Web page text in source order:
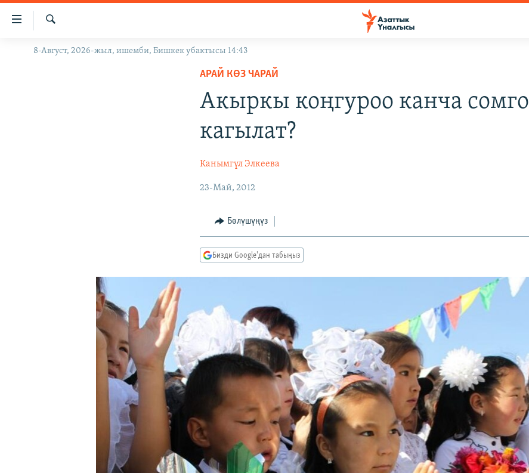
Линктер
Мазмунга
Навигацияга
ЖАҢЫЛЫКТАР
ЫҢГАЙСЫЗ СУРООЛОР
Издөө
8-Август, 2026-жыл, ишемби, Бишкек убактысы 14:43
АРАЙ КӨЗ ЧАРАЙ
Акыркы коңгуроо канча сомго
кагылат?
Канымгүл Элкеева
23-Май, 2012
Бөлүшүңүз
Бизди Google'дан табыңыз